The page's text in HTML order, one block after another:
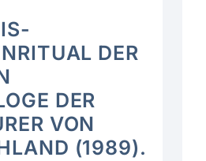
DER
DER F
VON D
(1989).